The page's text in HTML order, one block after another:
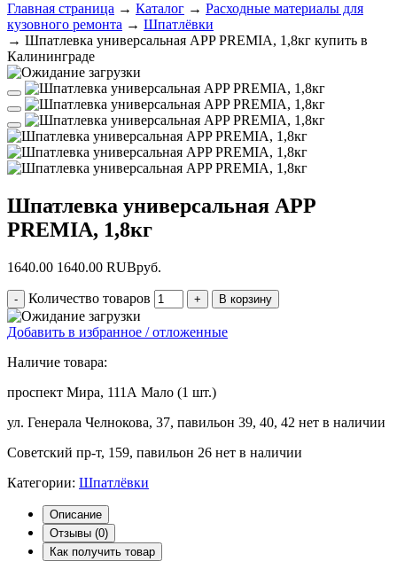
Главная страница → Каталог → Расходные материалы для
кузовного ремонта → Шпатлёвки
→ Шпатлевка универсальная APP PREMIA, 1,8кг купить в
Калининграде
Шпатлевка универсальная APP
PREMIA, 1,8кг
1640.00 1640.00 RUBруб.
Количество товаров
Добавить в избранное / отложенные
Наличие товара:
проспект Мира, 111А Мало (1 шт.)
ул. Генерала Челнокова, 37, павильон 39, 40, 42 нет в наличии
Советский пр-т, 159, павильон 26 нет в наличии
Категории: Шпатлёвки
Описание
Отзывы (0)
Как получить товар